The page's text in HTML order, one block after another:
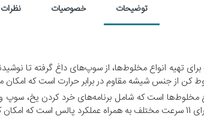
توضیحات خصوصیات نظرات
کن از جنس شیشه مقاوم در برابر حرارت است که
است که شامل برنامه‌های خرد کردن یخ، سوپ